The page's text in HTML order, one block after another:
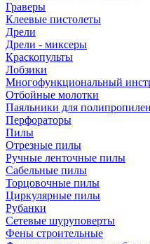
Граверы
Клеевые пистолеты
Дрели
Дрели - миксеры
Краскопульты
Лобзики
Многофункциональный
Отбойные молотки
Паяльники для
Перфораторы
Пилы
Отрезные пилы
Ручные ленточные пилы
Сабельные пилы
Торцовочные пилы
Циркулярные пилы
Рубанки
Сетевые шуруповерты
Фены строительные